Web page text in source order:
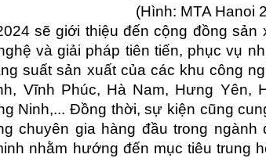
(Hình: MTA Hanoi
sẽ giới thiệu đến cộng đồng
và giải pháp tiên tiến, phục vụ
suất sản xuất của các khu công
Vĩnh Phúc, Hà Nam, Hưng Yên,
Ninh,... Đồng thời, sự kiện cũng
chuyên gia hàng đầu trong ngành
nhằm hướng đến mục tiêu trung